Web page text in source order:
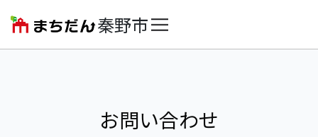
秦野市
お問い合わせ